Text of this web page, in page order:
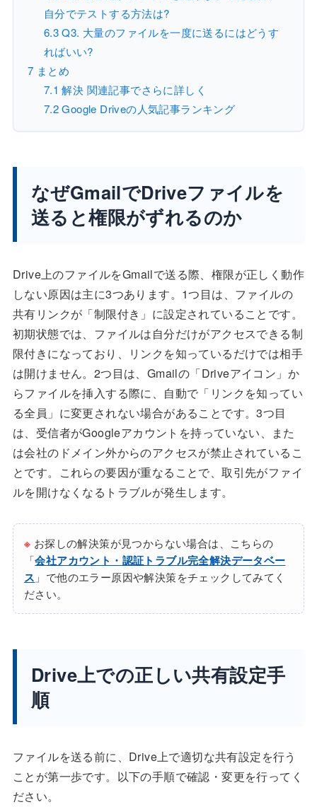
自分でテストする方法は?
6.3Q3. 大量のファイルを一度に送るにはどうす
ればいい?
7 まとめ
7.1 解決 関連記事でさらに詳しく
7.2Google Driveの人気記事ランキング
なぜGmailでDriveファイルを
送ると権限がずれるのか
Drive上のファイルをGmailで送る際、権限が正しく動作
しない原因は主に3つあります。1つ目は、ファイルの
共有リンクが「制限付き」に設定されていることです。
初期状態では、ファイルは自分だけがアクセスできる制
限付きになっており、リンクを知っているだけでは相手
は開けません。2つ目は、Gmailの「Driveアイコン」か
らファイルを挿入する際に、自動で「リンクを知ってい
る全員」に変更されない場合があることです。3つ目
は、受信者がGoogleアカウントを持っていない、また
は会社のドメイン外からのアクセスが禁止されているこ
とです。これらの要因が重なることで、取引先がファイ
ルを開けなくなるトラブルが発生します。
※ お探しの解決策が見つからない場合は、こちらの
「会社アカウント・認証トラブル完全解決データベー
ス 」で他のエラー原因や解決策をチェックしてみてく
ださい。
Drive上での正しい共有設定手
順
ファイルを送る前に、Drive上で適切な共有設定を行う
ことが第一歩です。以下の手順で確認・変更を行ってく
ださい。